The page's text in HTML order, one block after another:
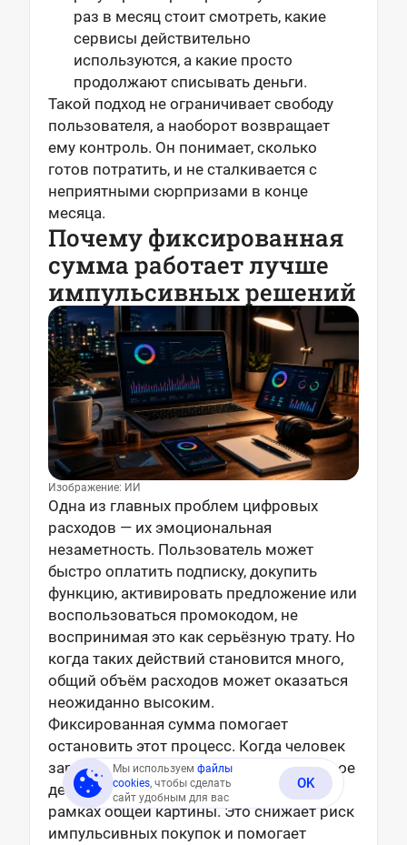
раз в месяц стоит смотреть, какие
сервисы действительно
используются, а какие просто
продолжают списывать деньги.
Такой подход не ограничивает свободу
пользователя, а наоборот возвращает
ему контроль. Он понимает, сколько
готов потратить, и не сталкивается с
неприятными сюрпризами в конце
месяца.
Почему фиксированная
сумма работает лучше
импульсивных решений
Изображение: ИИ
Одна из главных проблем цифровых
расходов — их эмоциональная
незаметность. Пользователь может
быстро оплатить подписку, докупить
функцию, активировать предложение или
воспользоваться промокодом, не
воспринимая это как серьёзную трату. Но
когда таких действий становится много,
общий объём расходов может оказаться
неожиданно высоким.
Фиксированная сумма помогает
остановить этот процесс. Когда человек
заранее определяет лимит, каждое новое
действие оценивается не отдельно, а в
рамках общей картины. Это снижает риск
импульсивных покупок и помогает
Мы используем файлы
cookies, чтобы сделать
сайт удобным для вас
OK